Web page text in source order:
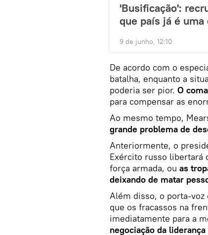
'Busificação':
que país já é
9 de junho, 12:10
De acordo com o
batalha, enquanto a
poderia ser pior. O
para compensar as
Ao mesmo tempo,
grande problema de
Anteriormente, o
Exército russo libertará
força armada, ou as
deixando de matar
Além disso, o porta-
que os fracassos na
imediatamente para a
negociação da